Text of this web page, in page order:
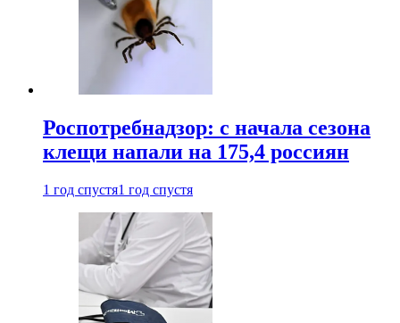
Роспотребнадзор: с начала сезона
клещи напали на 175,4 россиян
1 год спустя1 год спустя